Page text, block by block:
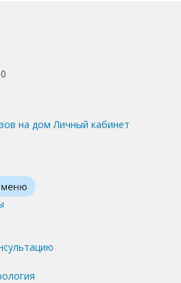
на дом Личный кабинет